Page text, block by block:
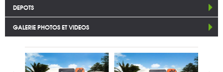
DEPOTS
GALERIE PHOTOS ET VIDEOS